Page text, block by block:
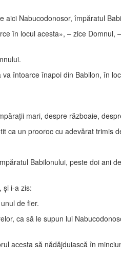
Nabucodonosor, împăratul
în locul acesta», – zice Domnul,
întoarce înapoi din Babilon, în
mari, despre războaie,
ca un prooroc cu adevărat trimis
Babilonului, peste doi ani
şi i-a zis:
de fier.
ca să le supun lui
acesta să nădăjduiască în